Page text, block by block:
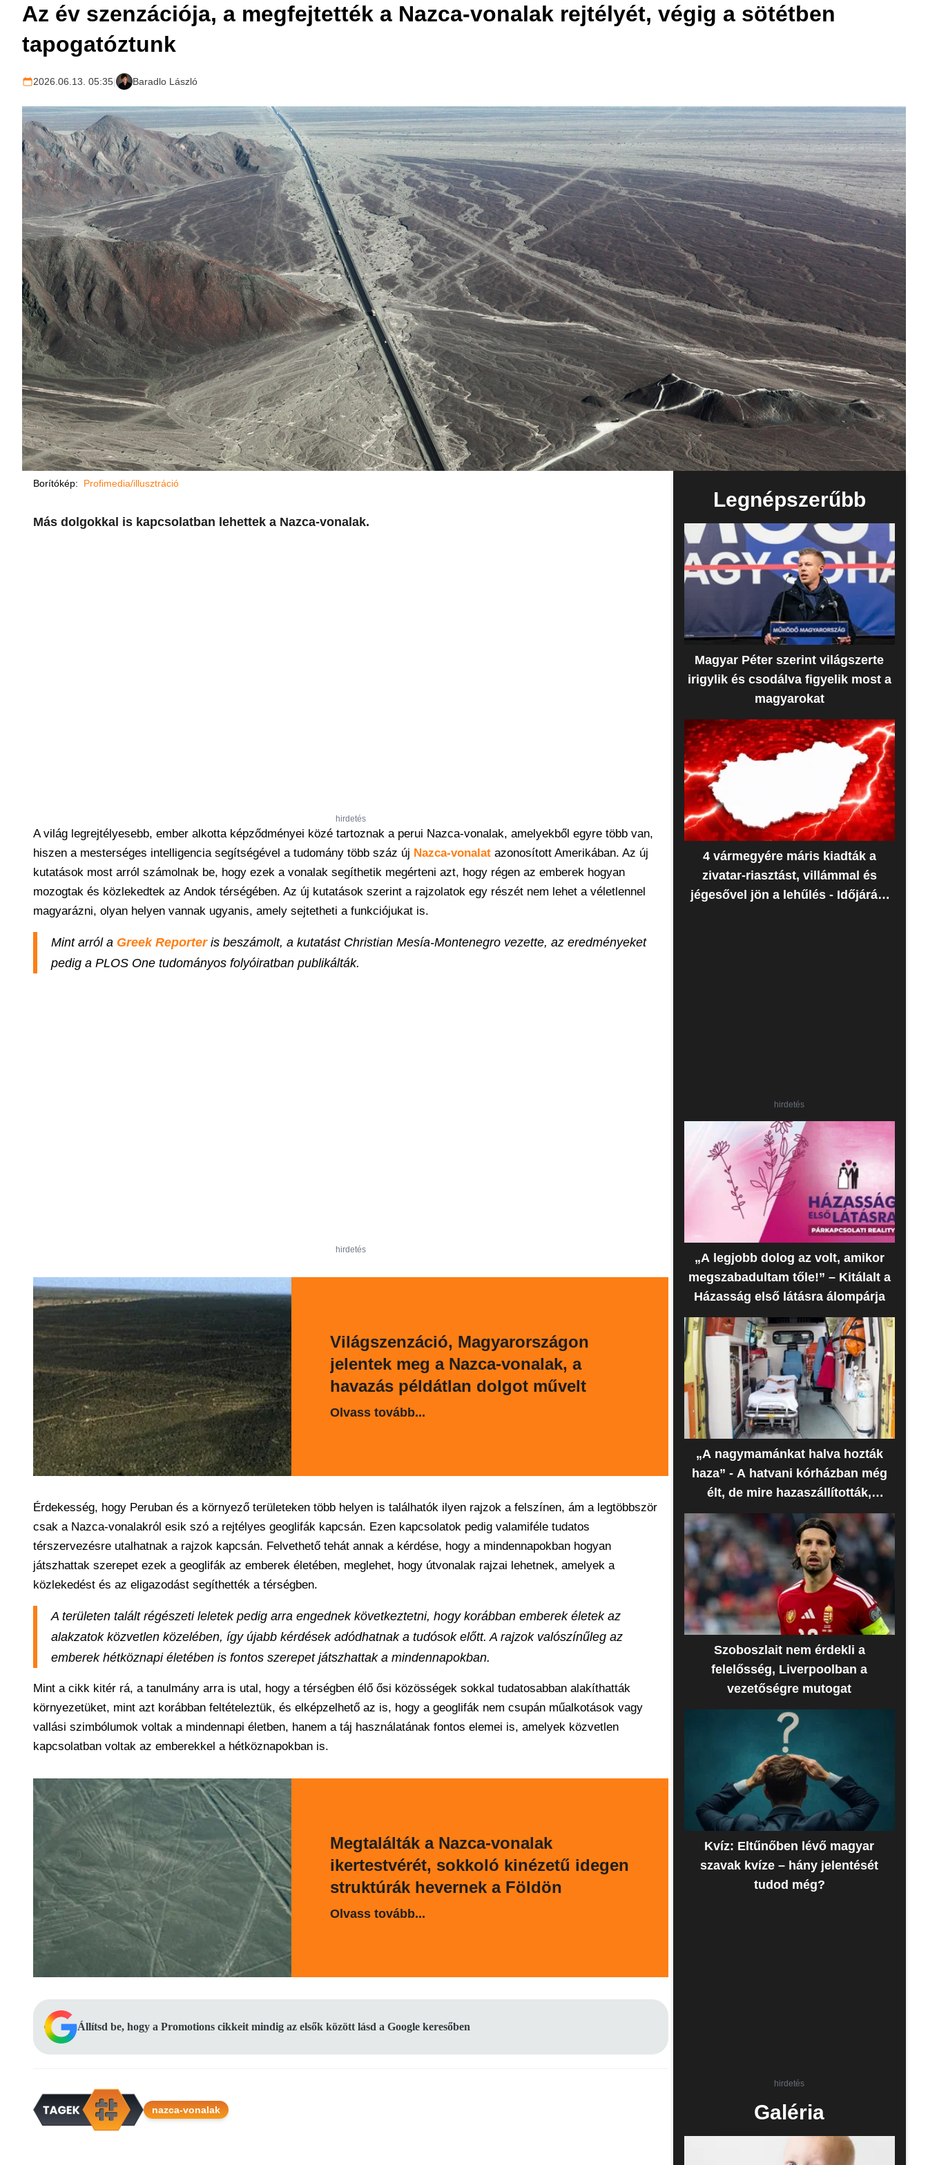
Az év szenzációja, a megfejtették a Nazca-vonalak rejtélyét, végig a sötétben
tapogatóztunk
2026.06.13. 05:35| Baradlo László
Borítókép: Profimedia/illusztráció
Más dolgokkal is kapcsolatban lehettek a Nazca-vonalak.
hirdetés
A világ legrejtélyesebb, ember alkotta képződményei közé tartoznak a perui Nazca-vonalak, amelyekből egyre több van,
hiszen a mesterséges intelligencia segítségével a tudomány több száz új Nazca-vonalat azonosított Amerikában. Az új
kutatások most arról számolnak be, hogy ezek a vonalak segíthetik megérteni azt, hogy régen az emberek hogyan
mozogtak és közlekedtek az Andok térségében. Az új kutatások szerint a rajzolatok egy részét nem lehet a véletlennel
magyarázni, olyan helyen vannak ugyanis, amely sejtetheti a funkciójukat is.
Mint arról a Greek Reporteris beszámolt, a kutatást Christian Mesía-Montenegro vezette, az eredményeket
pedig a PLOS One tudományos folyóiratban publikálták.
hirdetés
Világszenzáció, Magyarországon
jelentek meg a Nazca-vonalak, a
havazás példátlan dolgot művelt
Olvass tovább...
Érdekesség, hogy Peruban és a környező területeken több helyen is találhatók ilyen rajzok a felszínen, ám a legtöbbször
csak a Nazca-vonalakról esik szó a rejtélyes geoglifák kapcsán. Ezen kapcsolatok pedig valamiféle tudatos
térszervezésre utalhatnak a rajzok kapcsán. Felvethető tehát annak a kérdése, hogy a mindennapokban hogyan
játszhattak szerepet ezek a geoglifák az emberek életében, meglehet, hogy útvonalak rajzai lehetnek, amelyek a
közlekedést és az eligazodást segíthették a térségben.
A területen talált régészeti leletek pedig arra engednek következtetni, hogy korábban emberek életek az
alakzatok közvetlen közelében, így újabb kérdések adódhatnak a tudósok előtt. A rajzok valószínűleg az
emberek hétköznapi életében is fontos szerepet játszhattak a mindennapokban.
Mint a cikk kitér rá, a tanulmány arra is utal, hogy a térségben élő ősi közösségek sokkal tudatosabban alakíthatták
környezetüket, mint azt korábban feltételeztük, és elképzelhető az is, hogy a geoglifák nem csupán műalkotások vagy
vallási szimbólumok voltak a mindennapi életben, hanem a táj használatának fontos elemei is, amelyek közvetlen
kapcsolatban voltak az emberekkel a hétköznapokban is.
Megtalálták a Nazca-vonalak
ikertestvérét, sokkoló kinézetű idegen
struktúrák hevernek a Földön
Olvass tovább...
Állítsd be, hogy a Promotions cikkeit mindig az elsők között lásd a Google keresőben
nazca-vonalak
Legnépszerűbb
Magyar Péter szerint világszerte
irigylik és csodálva figyelik most a
magyarokat
4 vármegyére máris kiadták a
zivatar-riasztást, villámmal és
jégesővel jön a lehűlés - Időjárás-
hirdetés
„A legjobb dolog az volt, amikor
megszabadultam tőle!” – Kitálalt a
Házasság első látásra álompárja
„A nagymamánkat halva hozták
haza” - A hatvani kórházban még
élt, de mire hazaszállították,
meghalt az idős nő
Szoboszlait nem érdekli a
felelősség, Liverpoolban a
vezetőségre mutogat
Kvíz: Eltűnőben lévő magyar
szavak kvíze – hány jelentését
tudod még?
hirdetés
Galéria